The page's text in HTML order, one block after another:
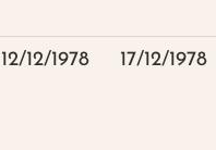
12/12/1978 17/12/1978